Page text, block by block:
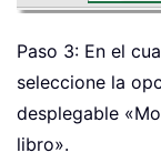
Paso 3: En el
seleccione la
desplegable
libro».